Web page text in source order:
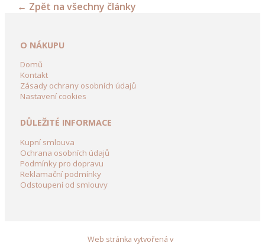
kolečka
vozíky
Dřevění
Panáci
z
břízy
Dřevěné
dekorace
do
zahrady
Dekorační
← Zpět na všechny články
O NÁKUPU
Domů
Kontakt
Zásady ochrany osobních údajů
Nastavení cookies
DŮLEŽITÉ INFORMACE
Kupní smlouva
Ochrana osobních údajů
Podmínky pro dopravu
Reklamační podmínky
Odstoupení od smlouvy
Web stránka vytvořená v